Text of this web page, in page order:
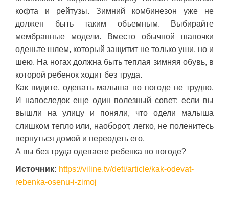
кофта и рейтузы. Зимний комбинезон уже не
должен быть таким объемным. Выбирайте
мембранные модели. Вместо обычной шапочки
оденьте шлем, который защитит не только уши, но и
шею. На ногах должна быть теплая зимняя обувь, в
которой ребенок ходит без труда.
Как видите, одевать малыша по погоде не трудно.
И напоследок еще один полезный совет: если вы
вышли на улицу и поняли, что одели малыша
слишком тепло или, наоборот, легко, не поленитесь
вернуться домой и переодеть его.
А вы без труда одеваете ребенка по погоде?
Источник: https://viline.tv/deti/article/kak-odevat-
rebenka-osenu-i-zimoj